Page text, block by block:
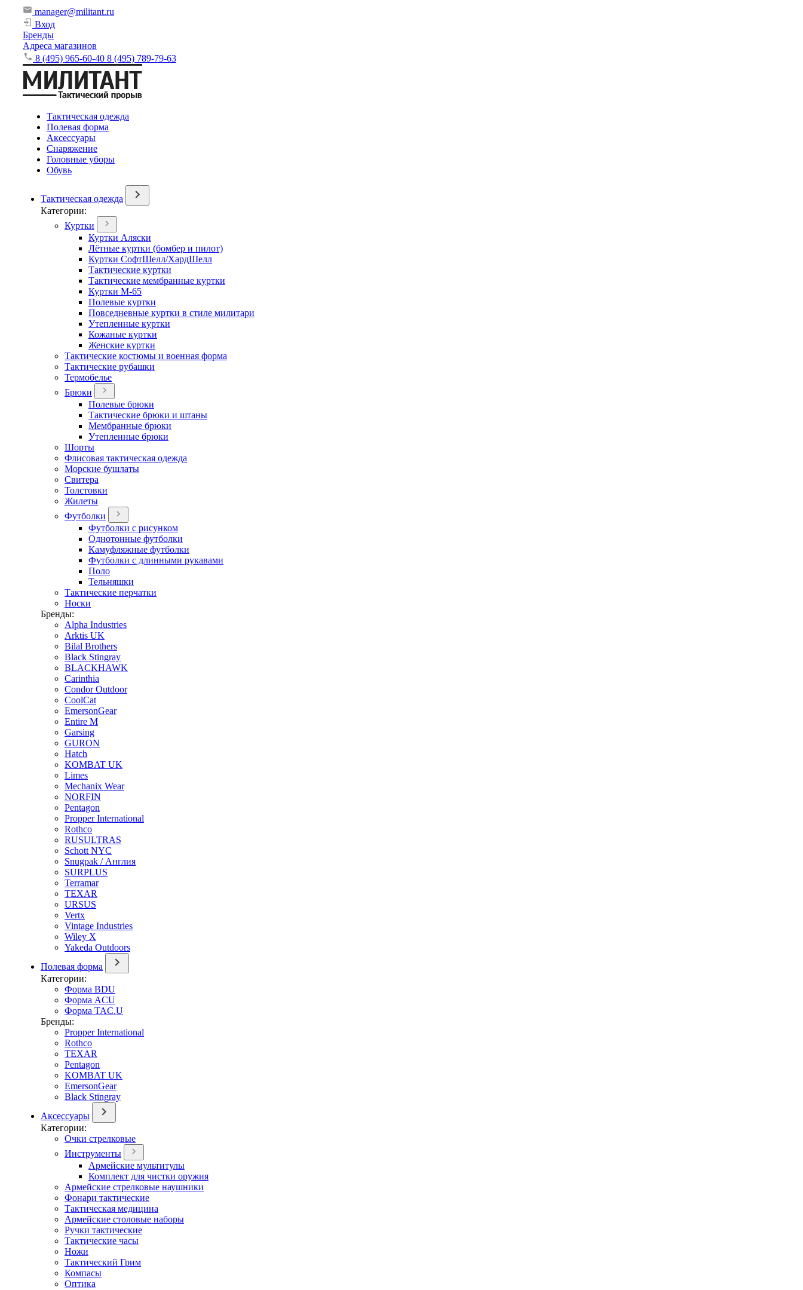
manager@militant.ru
Вход
Бренды
Адреса магазинов
8 (495) 965-60-40 8 (495) 789-79-63
Тактическая одежда
Полевая форма
Аксессуары
Снаряжение
Головные уборы
Обувь
Тактическая одежда
Категории:
Куртки
Куртки Аляски
Лётные куртки (бомбер и пилот)
Куртки СофтШелл/ХардШелл
Тактические куртки
Тактические мембранные куртки
Куртки М-65
Полевые куртки
Повседневные куртки в стиле милитари
Утепленные куртки
Кожаные куртки
Женские куртки
Тактические костюмы и военная форма
Тактические рубашки
Термобелье
Брюки
Полевые брюки
Тактические брюки и штаны
Мембранные брюки
Утепленные брюки
Шорты
Флисовая тактическая одежда
Морские бушлаты
Свитера
Толстовки
Жилеты
Футболки
Футболки с рисунком
Однотонные футболки
Камуфляжные футболки
Футболки с длинными рукавами
Поло
Тельняшки
Тактические перчатки
Носки
Бренды:
Alpha Industries
Arktis UK
Bilal Brothers
Black Stingray
BLACKHAWK
Carinthia
Condor Outdoor
CoolCat
EmersonGear
Entire M
Garsing
GURON
Hatch
KOMBAT UK
Limes
Mechanix Wear
NORFIN
Pentagon
Propper International
Rothco
RUSULTRAS
Schott NYC
Snugpak / Англия
SURPLUS
Terramar
TEXAR
URSUS
Vertx
Vintage Industries
Wiley X
Yakeda Outdoors
Полевая форма
Категории:
Форма BDU
Форма ACU
Форма TAC.U
Бренды:
Propper International
Rothco
TEXAR
Pentagon
KOMBAT UK
EmersonGear
Black Stingray
Аксессуары
Категории:
Очки стрелковые
Инструменты
Армейские мультитулы
Комплект для чистки оружия
Армейские стрелковые наушники
Фонари тактические
Тактическая медицина
Армейские столовые наборы
Ручки тактические
Тактические часы
Ножи
Тактический Грим
Компасы
Оптика